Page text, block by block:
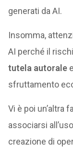
generati da AI.
Insomma,
AI perché il
tutela autorale
sfruttamento
Vi è poi un’altra
associarsi
creazione di